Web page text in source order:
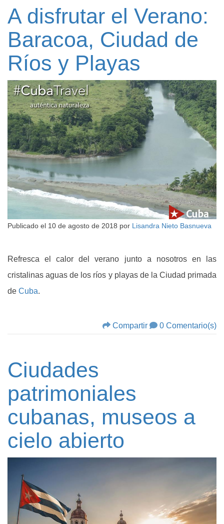
A disfrutar el Verano:
Baracoa, Ciudad de
Ríos y Playas
Publicado el 10 de agosto de 2018 por Lisandra Nieto Basnueva
Refresca el calor del verano junto a nosotros en las
cristalinas aguas de los ríos y playas de la Ciudad primada
de Cuba.
Compartir 0 Comentario(s)
Ciudades
patrimoniales
cubanas, museos a
cielo abierto